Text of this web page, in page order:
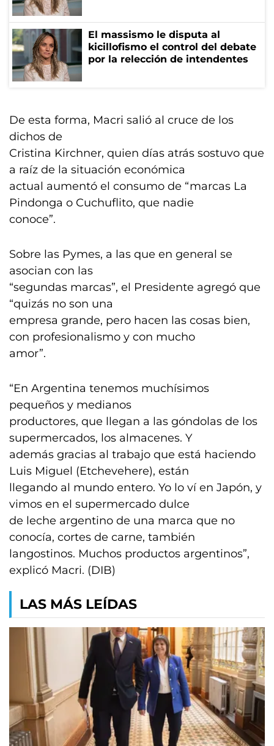
El massismo le disputa al
kicillofismo el control del debate
por la relección de intendentes
De esta forma, Macri salió al cruce de los
dichos de
Cristina Kirchner, quien días atrás sostuvo que
a raíz de la situación económica
actual aumentó el consumo de “marcas La
Pindonga o Cuchuflito, que nadie
conoce”.
Sobre las Pymes, a las que en general se
asocian con las
“segundas marcas”, el Presidente agregó que
“quizás no son una
empresa grande, pero hacen las cosas bien,
con profesionalismo y con mucho
amor”.
“En Argentina tenemos muchísimos
pequeños y medianos
productores, que llegan a las góndolas de los
supermercados, los almacenes. Y
además gracias al trabajo que está haciendo
Luis Miguel (Etchevehere), están
llegando al mundo entero. Yo lo ví en Japón, y
vimos en el supermercado dulce
de leche argentino de una marca que no
conocía, cortes de carne, también
langostinos. Muchos productos argentinos”,
explicó Macri. (DIB)
LAS MÁS LEÍDAS